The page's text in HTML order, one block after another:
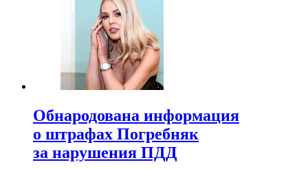
Обнародована информация
о штрафах Погребняк
за нарушения ПДД